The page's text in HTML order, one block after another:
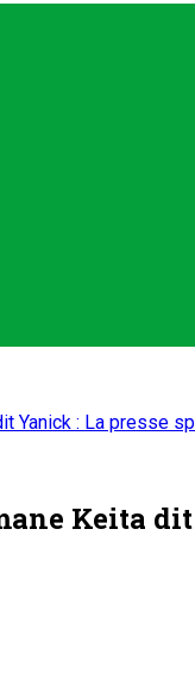
Yanick : La presse
Keita